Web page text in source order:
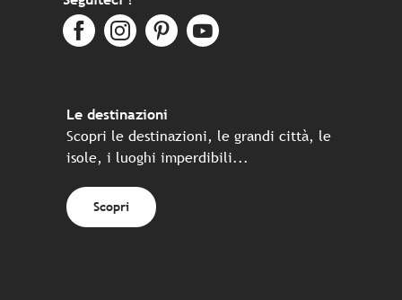
Le destinazioni
Scopri le destinazioni, le grandi città, le
isole, i luoghi imperdibili...
Scopri